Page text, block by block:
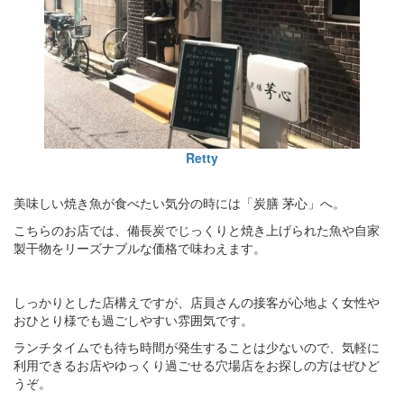
Retty
美味しい焼き魚が食べたい気分の時には「炭膳 茅心」へ。
こちらのお店では、備長炭でじっくりと焼き上げられた魚や自家
製干物をリーズナブルな価格で味わえます。
しっかりとした店構えですが、店員さんの接客が心地よく女性や
おひとり様でも過ごしやすい雰囲気です。
ランチタイムでも待ち時間が発生することは少ないので、気軽に
利用できるお店やゆっくり過ごせる穴場店をお探しの方はぜひど
うぞ。